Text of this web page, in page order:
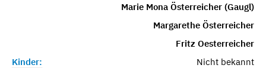
Marie Mona Österreicher (Gaugl)
Margarethe Österreicher
Fritz Oesterreicher
Kinder:
Nicht bekannt